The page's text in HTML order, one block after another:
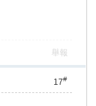
舉報
17#